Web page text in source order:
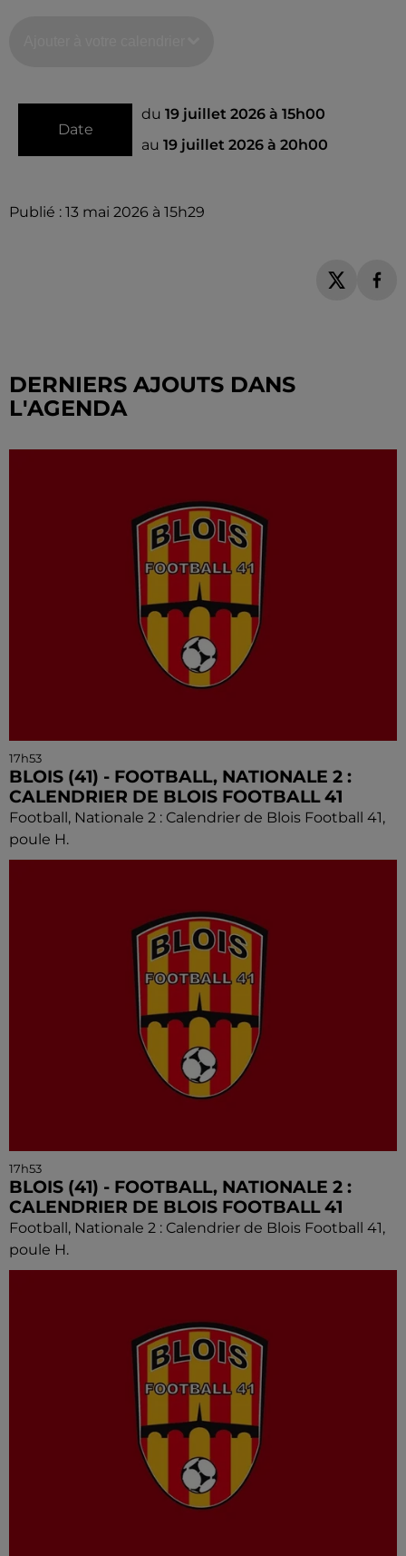
Date
du 19 juillet 2026 à 15h00
au 19 juillet 2026 à 20h00
Publié : 13 mai 2026 à 15h29
DERNIERS AJOUTS DANS
L'AGENDA
17h53
BLOIS (41) - FOOTBALL, NATIONALE 2 :
CALENDRIER DE BLOIS FOOTBALL 41
Football, Nationale 2 : Calendrier de Blois Football 41,
poule H.
17h53
BLOIS (41) - FOOTBALL, NATIONALE 2 :
CALENDRIER DE BLOIS FOOTBALL 41
Football, Nationale 2 : Calendrier de Blois Football 41,
poule H.